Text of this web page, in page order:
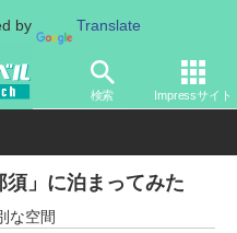
by Translate
検索 Impressサイト
・旅館 宿泊
須」に泊まってみた
な空間